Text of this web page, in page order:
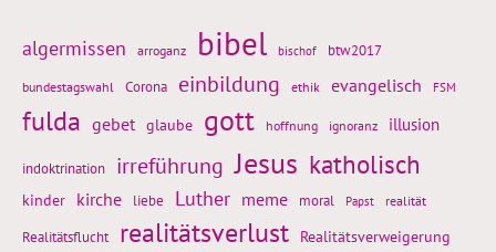
algermissen arroganz bibel bischof btw2017
bundestagswahl Corona einbildung ethik evangelisch FSM
fulda gebet glaube gott hoffnung ignoranz illusion
indoktrination irreführung Jesus katholisch
kinder kirche liebe Luther meme moral Papst realität
Realitätsflucht realitätsverlust Realitätsverweigerung